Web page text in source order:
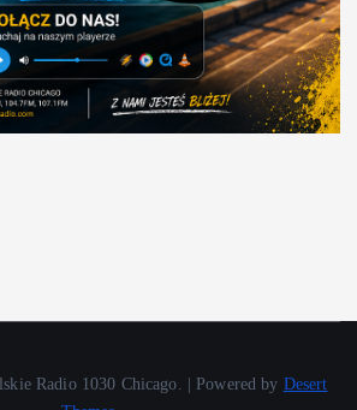
Radio 1030 Chicago. | Powered by Desert